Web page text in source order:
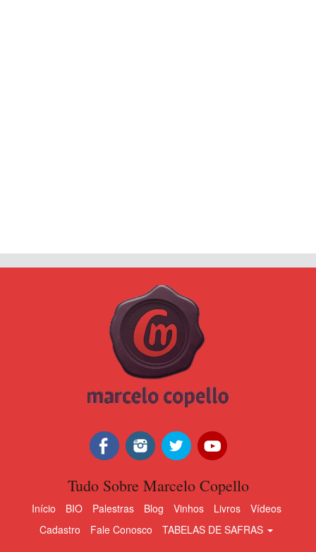
Tudo Sobre Marcelo Copello
Início BIO Palestras Blog Vinhos Livros
Vídeos
Cadastro
Fale Conosco TABELAS DE SAFRAS